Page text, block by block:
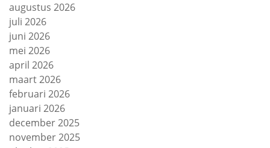
augustus 2026
juli 2026
juni 2026
mei 2026
april 2026
maart 2026
februari 2026
januari 2026
december 2025
november 2025